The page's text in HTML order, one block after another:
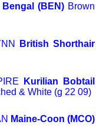
Bengal (BEN)Brown
British Shorthair
Kurilian Bobtail
& White (g 22 09)
Maine-Coon (MCO)